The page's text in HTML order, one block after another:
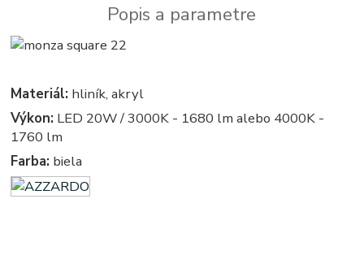
Popis a parametre
Materiál: hliník, akryl
Výkon: LED 20W / 3000K - 1680 lm alebo 4000K -
1760 lm
Farba: biela